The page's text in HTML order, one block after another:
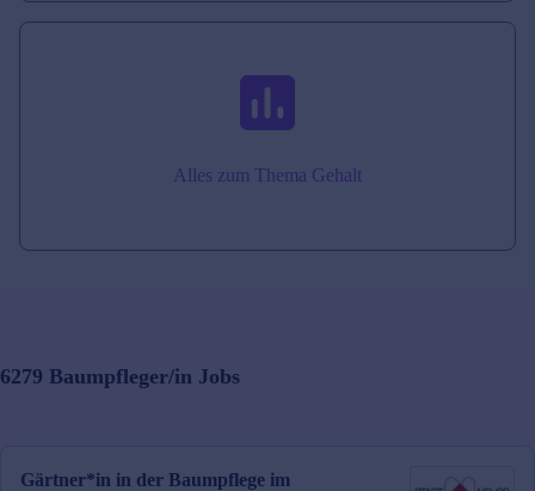
Alles zum Thema Gehalt
6279 Baumpfleger/in Jobs
Gärtner*in in der Baumpflege im